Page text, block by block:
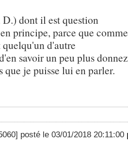
dont il est question
principe, parce que
d'autre
savoir un peu plus
je puisse lui en parler.
posté le 03/01/2018 20:11:00